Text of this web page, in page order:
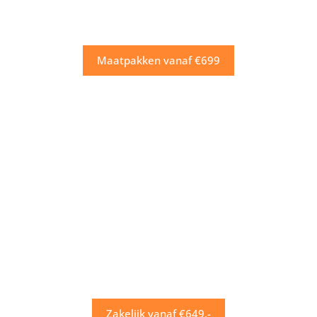
Maatpakken vanaf €699
Zakelijk vanaf €649,-